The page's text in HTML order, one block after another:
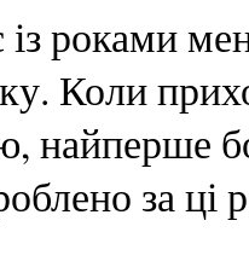
роками
Коли
найперше
за ці